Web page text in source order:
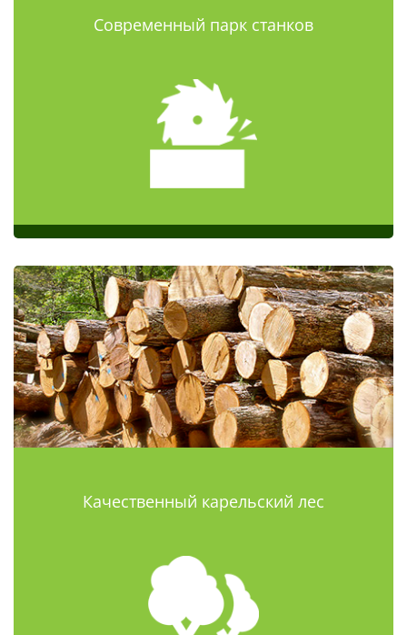
Современный парк станков
Качественный карельский лес